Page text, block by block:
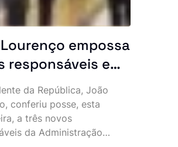
empossa
responsáveis e
resultados: “O
conta
da República, João
conferiu posse, esta
a três novos
da Administração